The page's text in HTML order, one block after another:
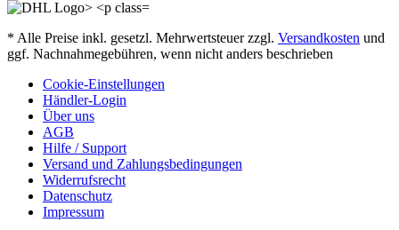
* Alle Preise inkl. gesetzl. Mehrwertsteuer zzgl. Versandkosten und
ggf. Nachnahmegebühren, wenn nicht anders beschrieben
Cookie-Einstellungen
Händler-Login
Über uns
AGB
Hilfe / Support
Versand und Zahlungsbedingungen
Widerrufsrecht
Datenschutz
Impressum